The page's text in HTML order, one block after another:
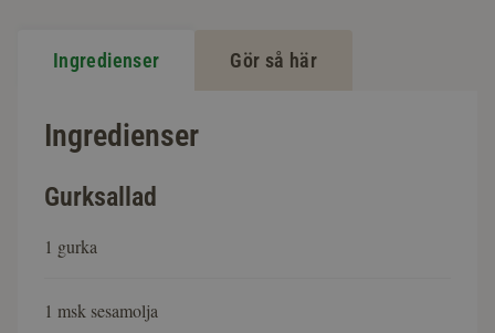
Ingredienser Gör så här
Ingredienser
Gurksallad
1 gurka
1 msk sesamolja